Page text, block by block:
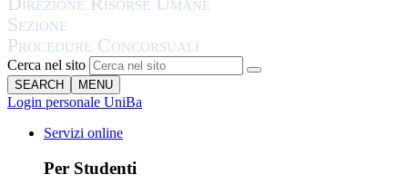
Cerca nel sito
SEARCH MENU
Login personale UniBa
Servizi online
Per Studenti